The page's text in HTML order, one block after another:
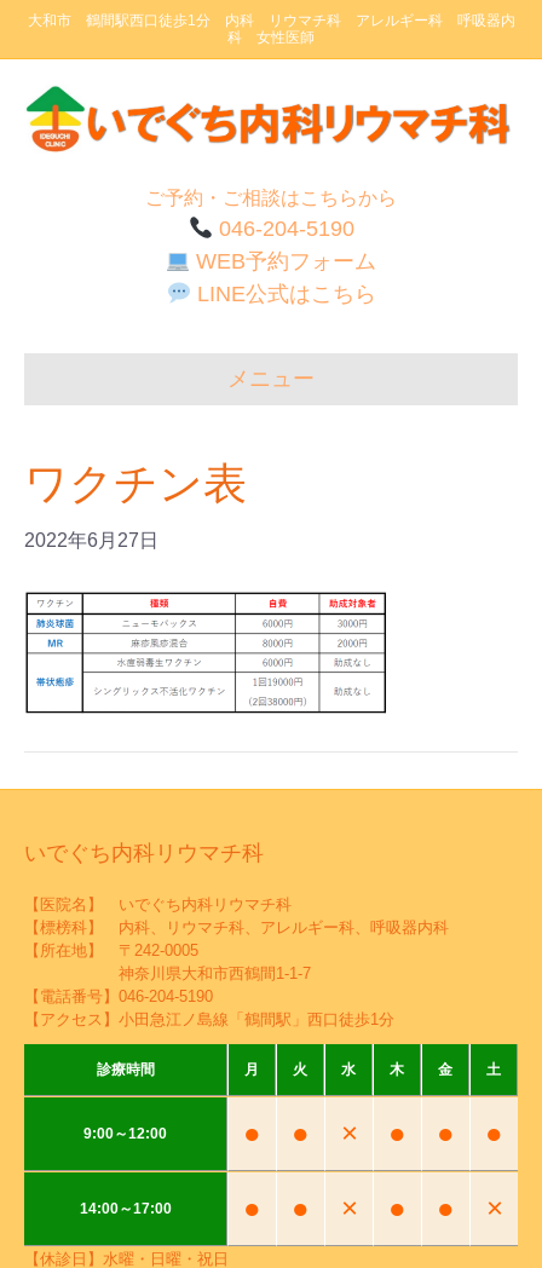
大和市 鶴間駅西口徒歩1分 内科 リウマチ科 アレルギー科 呼吸器内
科 女性医師
ご予約・ご相談はこちらから
046-204-5190
WEB予約フォーム
LINE公式はこちら
メニュー
ワクチン表
2022年6月27日
いでぐち内科リウマチ科
【医院名】 いでぐち内科リウマチ科
【標榜科】 内科、リウマチ科、アレルギー科、呼吸器内科
【所在地】 〒242-0005
神奈川県大和市西鶴間1-1-7
【電話番号】 046-204-5190
【アクセス】小田急江ノ島線「鶴間駅」西口徒歩1分
診療時間 月 火 水 木 金 土
9:00～12:00 ● ● × ● ● ●
14:00～17:00 ● ● × ● ● ×
【休診日】水曜・日曜・祝日